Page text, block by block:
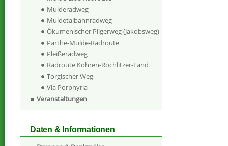
Mulderadweg
Muldetalbahnradweg
Ökumenischer Pilgerweg (Jakobsweg)
Parthe-Mulde-Radroute
Pleißeradweg
Radroute Kohren-Rochlitzer-Land
Torgischer Weg
Via Porphyria
Veranstaltungen
Daten & Informationen